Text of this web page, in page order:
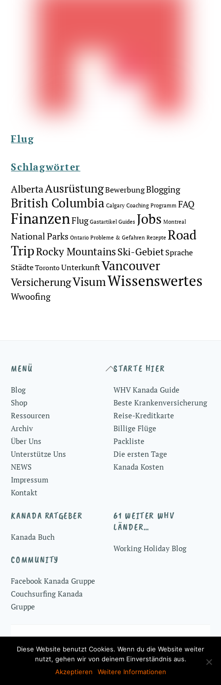
Flug
Schlagwörter
AlbertaAusrüstungBewerbungBlogging
British Columbia Calgary Coaching Programm FAQ
FinanzenFlug Gastartikel Guides Jobs Montreal
National Parks Ontario Probleme & Gefahren Rezepte Road
TripRocky MountainsSki-GebietSprache
StädteTorontoUnterkunftVancouver
VersicherungVisumWissenswertes
Wwoofing
Back
Top
MENÜ
Blog
Shop
Ressourcen
Archiv
Über Uns
Unterstütze Uns
NEWS
Impressum
Kontakt
STARTE HIER
WHV Kanada Guide
Beste Krankenversicherung
Reise-Kreditkarte
Billige Flüge
Packliste
Die ersten Tage
Kanada Kosten
KANADA RATGEBER
Kanada Buch
COMMUNITY
Facebook Kanada Gruppe
Couchsurfing Kanada
Gruppe
61 WEITER WHV
LÄNDER…
Working Holiday Blog
Diese Website benutzt Cookies. Wenn du die Website weiter
nutzt, gehen wir von deinem Einverständnis aus.
Akzeptieren
Weitere Informationen